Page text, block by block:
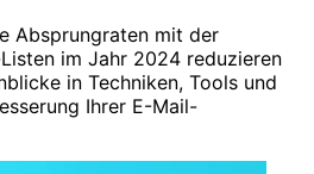
Absprungraten mit der
im Jahr 2024 reduzieren
in Techniken, Tools und
Ihrer E-Mail-